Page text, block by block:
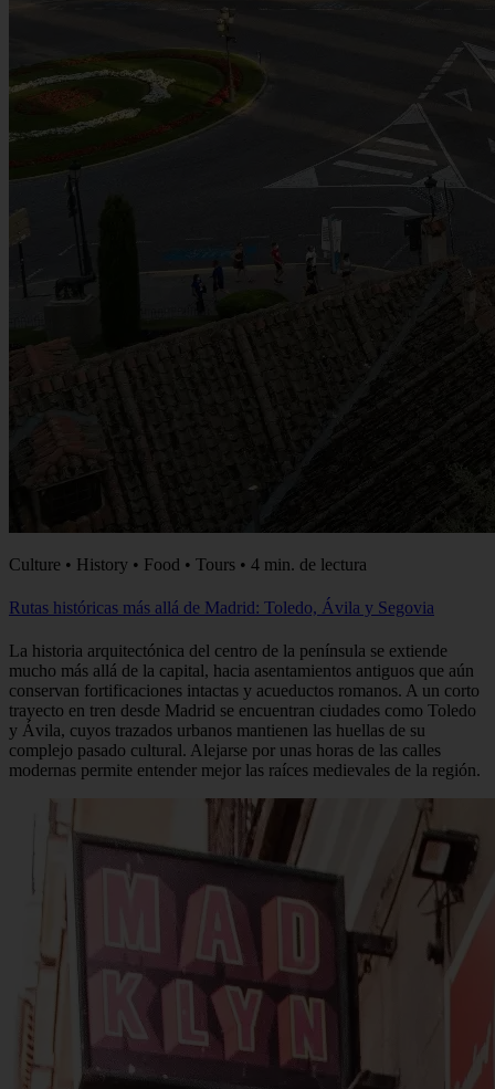
Culture • History • Food • Tours • 4 min. de lectura
Rutas históricas más allá de Madrid: Toledo, Ávila y Segovia
La historia arquitectónica del centro de la península se extiende
mucho más allá de la capital, hacia asentamientos antiguos que aún
conservan fortificaciones intactas y acueductos romanos. A un corto
trayecto en tren desde Madrid se encuentran ciudades como Toledo
y Ávila, cuyos trazados urbanos mantienen las huellas de su
complejo pasado cultural. Alejarse por unas horas de las calles
modernas permite entender mejor las raíces medievales de la región.